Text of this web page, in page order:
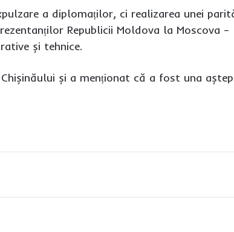
a diplomaților, ci realizarea unei
Republicii Moldova la Moscova
și tehnice.
și a menționat că a fost una